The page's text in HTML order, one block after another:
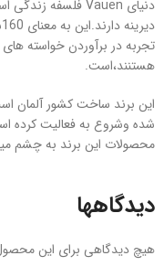
تجربه در برآوردن خواسته
هستنند،است.
شده وشروع به فعالیت کرده
محصولات این برند به چشم
دیدگاهها
هیچ دیدگاهی برای این